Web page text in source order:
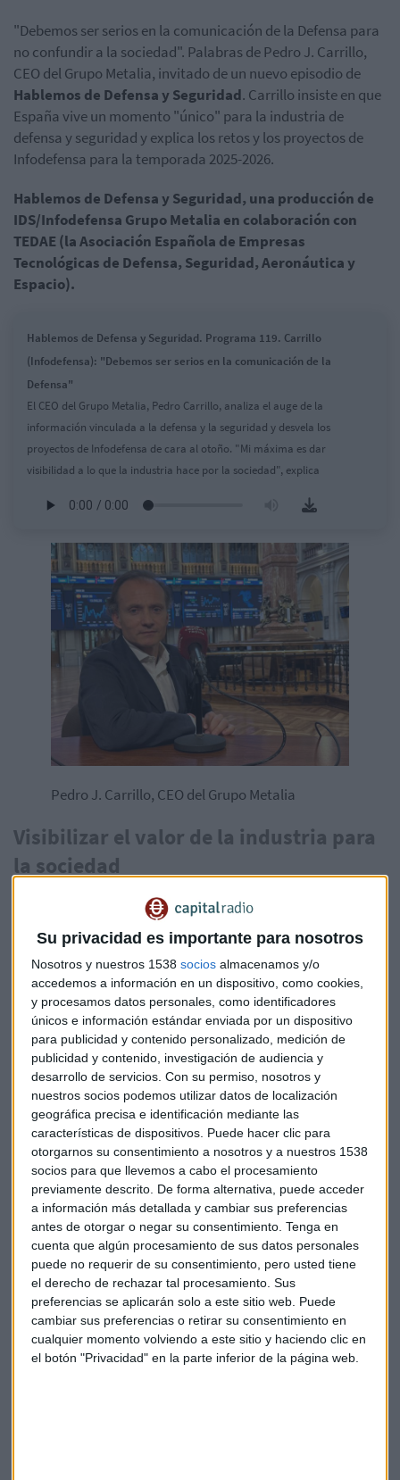
Su privacidad es importante para nosotros
Nosotros y nuestros 1538 socios almacenamos y/o
accedemos a información en un dispositivo, como cookies,
y procesamos datos personales, como identificadores
únicos e información estándar enviada por un dispositivo
para publicidad y contenido personalizado, medición de
publicidad y contenido, investigación de audiencia y
desarrollo de servicios. Con su permiso, nosotros y
nuestros socios podemos utilizar datos de localización
geográfica precisa e identificación mediante las
características de dispositivos. Puede hacer clic para
otorgarnos su consentimiento a nosotros y a nuestros 1538
socios para que llevemos a cabo el procesamiento
previamente descrito. De forma alternativa, puede acceder
a información más detallada y cambiar sus preferencias
antes de otorgar o negar su consentimiento. Tenga en
cuenta que algún procesamiento de sus datos personales
puede no requerir de su consentimiento, pero usted tiene
el derecho de rechazar tal procesamiento. Sus
preferencias se aplicarán solo a este sitio web. Puede
cambiar sus preferencias o retirar su consentimiento en
cualquier momento volviendo a este sitio y haciendo clic en
el botón "Privacidad" en la parte inferior de la página web.
"Debemos ser serios en la comunicación de la Defensa para
no confundir a la sociedad". Palabras de Pedro J. Carrillo,
CEO del Grupo Metalia, invitado de un nuevo episodio de
Hablemos de Defensa y Seguridad. Carrillo insiste en que
España vive un momento "único" para la industria de
defensa y seguridad y explica los retos y los proyectos de
Infodefensa para la temporada 2025-2026.
Hablemos de Defensa y Seguridad, una producción de
IDS/Infodefensa Grupo Metalia en colaboración con
TEDAE (la Asociación Española de Empresas
Tecnológicas de Defensa, Seguridad, Aeronáutica y
Espacio).​​​​
Hablemos de Defensa y Seguridad. Programa 119. Carrillo
(Infodefensa): "Debemos ser serios en la comunicación de la
Defensa"
El CEO del Grupo Metalia, Pedro Carrillo, analiza el auge de la
información vinculada a la defensa y la seguridad y desvela los
proyectos de Infodefensa de cara al otoño. "Mi máxima es dar
visibilidad a lo que la industria hace por la sociedad", explica
Pedro J. Carrillo, CEO del Grupo Metalia
Visibilizar el valor de la industria para
la sociedad
Pedro J. Carrillo asegura una de sus máximas ha sido
siempre "dar visibilidad a lo que la industria hace por la
sociedad". Como explica: "La industria de defensa ahora
mismo forma parte de nuestra vida. Hay una dualidad, hay
un trabajo de innovación, hay una generación de puestos de
trabajo estables, hay una proyección que la sociedad tiene
que ser consciente".
En este sentido, Infodefensa cumple un papel fundamental
al "acercar ese trabajo que hacen las empresas y ese
trabajo que hacen las Fuerzas Armadas a nuestra sociedad",
a través de diferentes iniciativas y formatos, con especial
énfasis en lo audiovisual.
De hecho, una de las iniciativas más potentes que ha
lanzado Infodefensa estos últimos meses es laserie
audiovisual sobre el papel de las mujeres en las Fuerzas
Armadas y que a la vuelta del verano estrenará nuevos
capítulos.
FEINDEF: El gran hito del sector en
España